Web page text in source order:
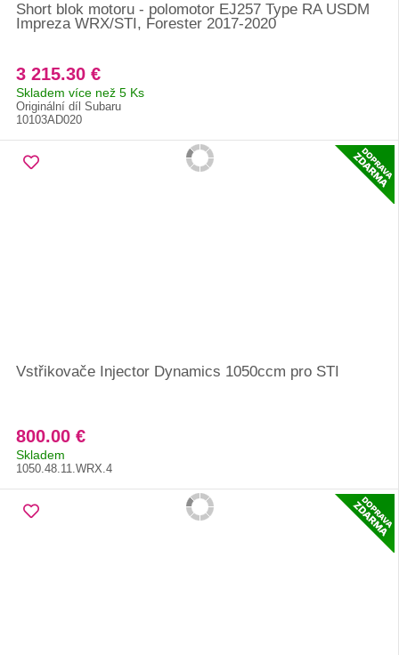
Short blok motoru - polomotor EJ257 Type RA USDM
Impreza WRX/STI, Forester 2017-2020
3 215.30 €
Skladem více než 5 Ks
Originální díl Subaru
10103AD020
Vstřikovače Injector Dynamics 1050ccm pro STI
800.00 €
Skladem
1050.48.11.WRX.4